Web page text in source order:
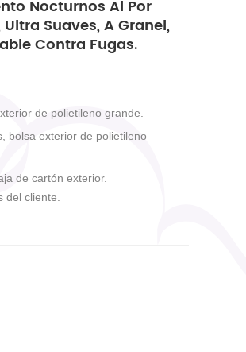
Nocturnos Al Por
Suaves, A Granel,
Contra Fugas.
de polietileno grande.
bolsa exterior de polietileno
de cartón exterior.
del cliente.